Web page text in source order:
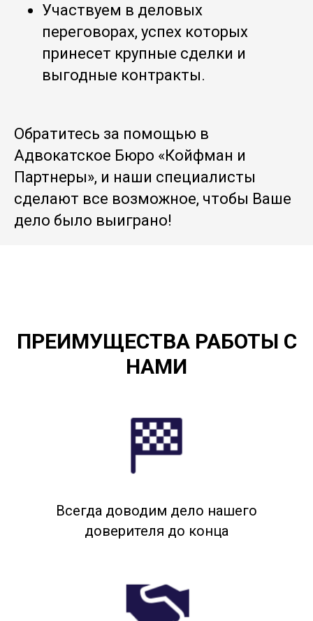
Участвуем в деловых
переговорах, успех которых
принесет крупные сделки и
выгодные контракты.
Обратитесь за помощью в
Адвокатское Бюро «Койфман и
Партнеры», и наши специалисты
сделают все возможное, чтобы Ваше
дело было выиграно!
ПРЕИМУЩЕСТВА РАБОТЫ С
НАМИ
Всегда доводим дело нашего
доверителя до конца